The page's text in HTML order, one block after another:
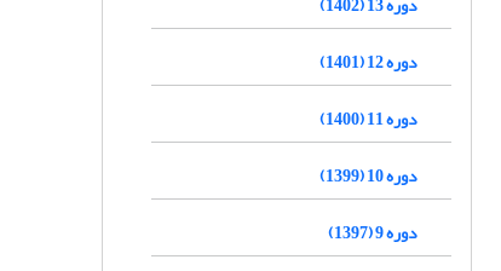
دوره 12 (1401)
دوره 11 (1400)
دوره 10 (1399)
دوره 9 (1397)